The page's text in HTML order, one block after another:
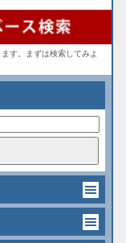
す。まずは検索してみよ